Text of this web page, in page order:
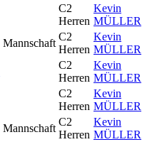
C2
Herren
Kevin
MÜLLER
Mannschaft
C2
Herren
Kevin
MÜLLER
C2
Herren
Kevin
MÜLLER
C2
Herren
Kevin
MÜLLER
Mannschaft
C2
Herren
Kevin
MÜLLER